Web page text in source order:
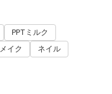
PPTミルク
メイク
ネイル